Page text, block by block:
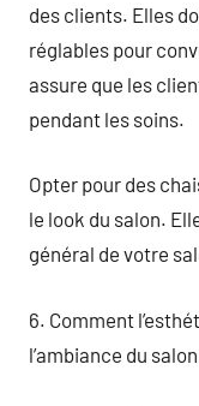
des clients. Elles
réglables pour
assure que les
pendant les soins.
Opter pour des
le look du salon.
général de votre
6. Comment
l’ambiance du salon